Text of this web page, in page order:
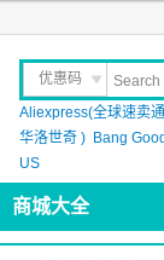
优惠码
晒 单
Aliexpress(全球速卖
华洛世奇 ) Bang
US
商城大全